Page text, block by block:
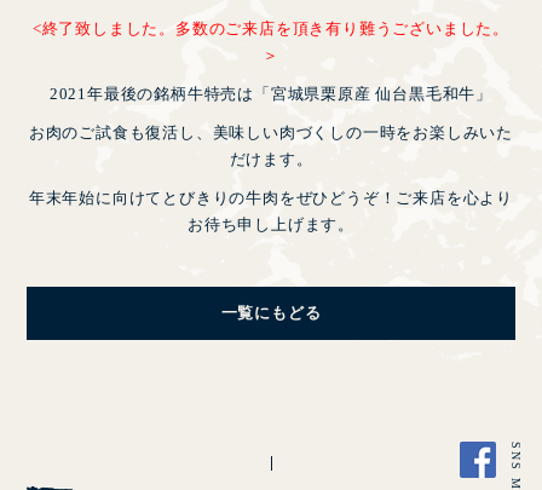
CLOSE
<終了致しました。多数のご来店を頂き有り難うございました。
＞
2021年最後の銘柄牛特売は「宮城県栗原産 仙台黒毛和牛」
お肉のご試食も復活し、美味しい肉づくしの一時をお楽しみいた
だけます。
年末年始に向けてとびきりの牛肉をぜひどうぞ！ご来店を心より
お待ち申し上げます。
一覧にもどる